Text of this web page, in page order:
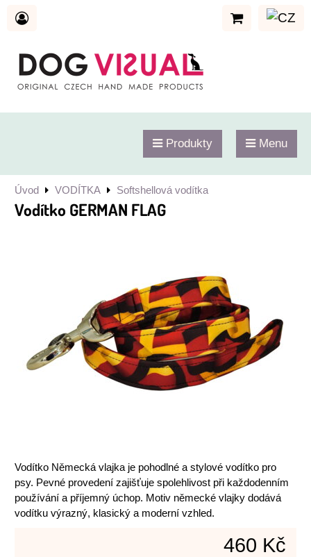
Produkty Menu
Úvod VODÍTKA Softshellová vodítka
Vodítko GERMAN FLAG
Vodítko Německá vlajka je pohodlné a stylové vodítko pro
psy. Pevné provedení zajišťuje spolehlivost při každodenním
používání a příjemný úchop. Motiv německé vlajky dodává
vodítku výrazný, klasický a moderní vzhled.
460 Kč